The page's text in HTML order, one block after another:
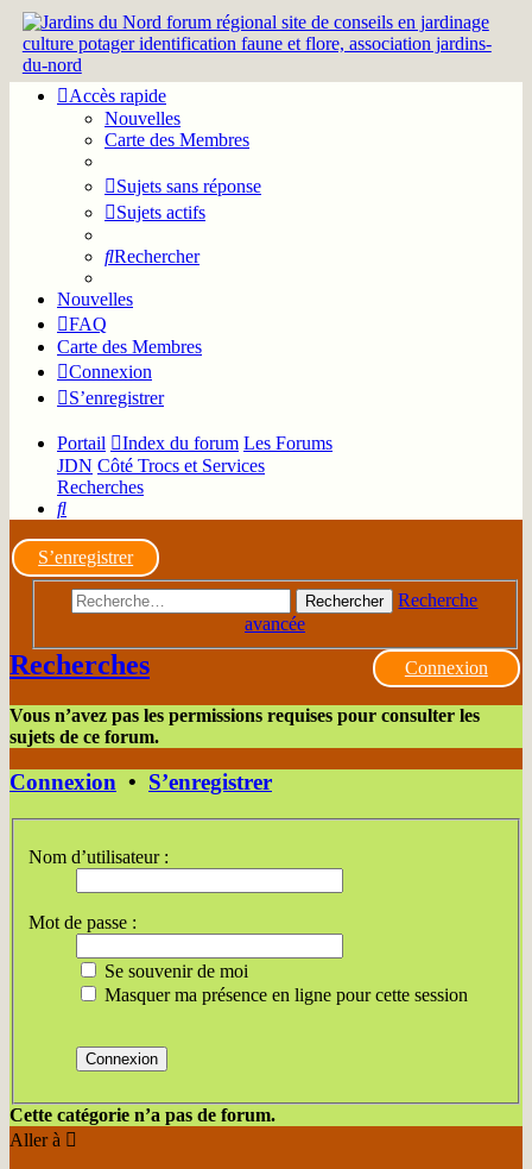
Accès rapide
Nouvelles
Carte des Membres
Sujets sans réponse
Sujets actifs
Rechercher
Nouvelles
FAQ
Carte des Membres
Connexion
S’enregistrer
Portail Index du forum Les Forums
JDN Côté Trocs et Services
Recherches
Rechercher
S’enregistrer
Rechercher
Recherche
avancée
Connexion
Recherches
Vous n’avez pas les permissions requises pour consulter les
sujets de ce forum.
Connexion • S’enregistrer
Nom d’utilisateur :
Mot de passe :
Se souvenir de moi
Masquer ma présence en ligne pour cette session
Cette catégorie n’a pas de forum.
Aller à